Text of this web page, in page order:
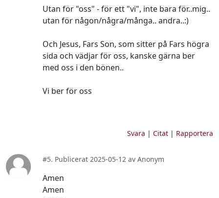
Utan för "oss" - för ett "vi", inte bara för..mig..
utan för någon/några/många.. andra..:)
Och Jesus, Fars Son, som sitter på Fars högra
sida och vädjar för oss, kanske gärna ber
med oss i den bönen..
Vi ber för oss
Svara | Citat| Rapportera
#5. Publicerat 2025-05-12 av Anonym
Amen
Amen